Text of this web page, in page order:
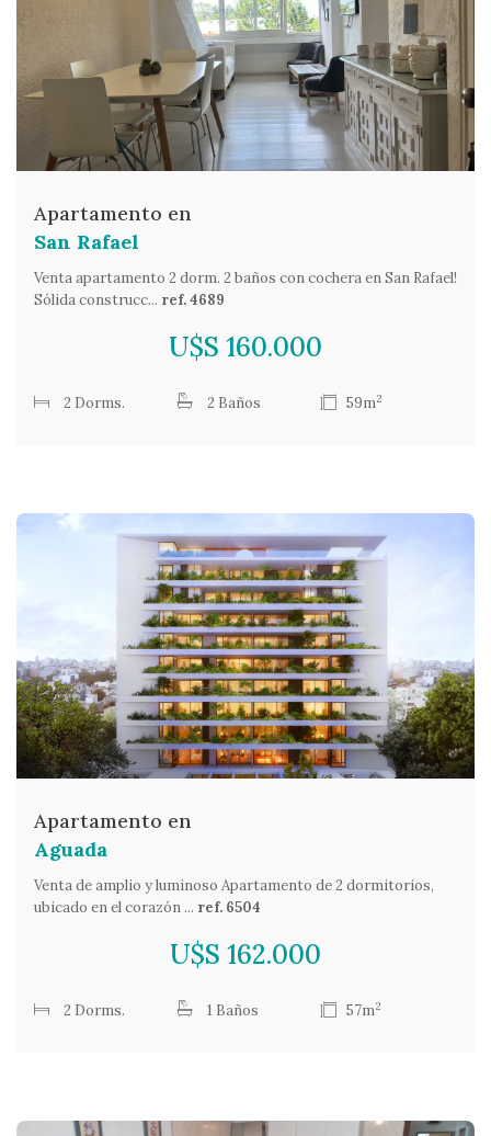
Apartamento en
San Rafael
Venta apartamento 2 dorm. 2 baños con cochera en San Rafael!
Sólida construcc... ref. 4689
U$S 160.000
2 Dorms. 2 Baños 59m2
Apartamento en
Aguada
Venta de amplio y luminoso Apartamento de 2 dormitorios,
ubicado en el corazón ... ref. 6504
U$S 162.000
2 Dorms. 1 Baños 57m2